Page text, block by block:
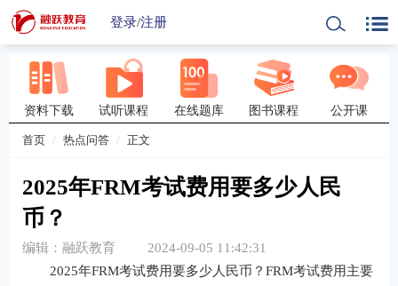
登录/注册
资料下载 试听课程 在线题库 图书课程 公开课
首页 热点问答 正文
2025年FRM考试费用要多少人民
币？
编辑：融跃教育
2024-09-05 11:42:31
2025年FRM考试费用要多少人民币？FRM考试费用主要